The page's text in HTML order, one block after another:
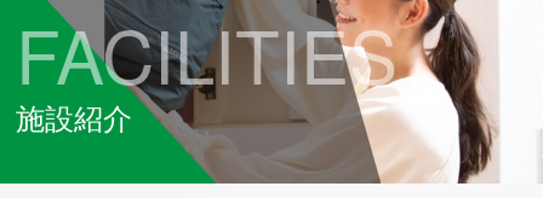
施設紹介
FACILITIES